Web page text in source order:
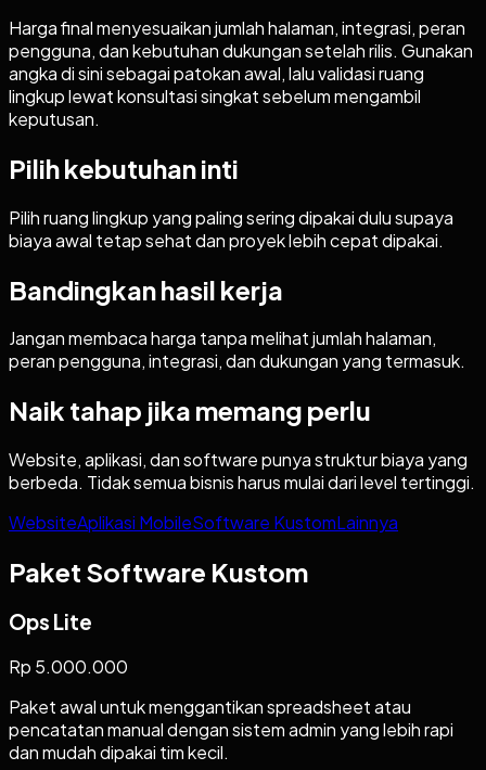
Harga final menyesuaikan jumlah halaman, integrasi, peran
pengguna, dan kebutuhan dukungan setelah rilis. Gunakan
angka di sini sebagai patokan awal, lalu validasi ruang
lingkup lewat konsultasi singkat sebelum mengambil
keputusan.
Pilih kebutuhan inti
Pilih ruang lingkup yang paling sering dipakai dulu supaya
biaya awal tetap sehat dan proyek lebih cepat dipakai.
Bandingkan hasil kerja
Jangan membaca harga tanpa melihat jumlah halaman,
peran pengguna, integrasi, dan dukungan yang termasuk.
Naik tahap jika memang perlu
Website, aplikasi, dan software punya struktur biaya yang
berbeda. Tidak semua bisnis harus mulai dari level tertinggi.
WebsiteAplikasi MobileSoftware KustomLainnya
Paket Software Kustom
Ops Lite
Rp 5.000.000
Paket awal untuk menggantikan spreadsheet atau
pencatatan manual dengan sistem admin yang lebih rapi
dan mudah dipakai tim kecil.